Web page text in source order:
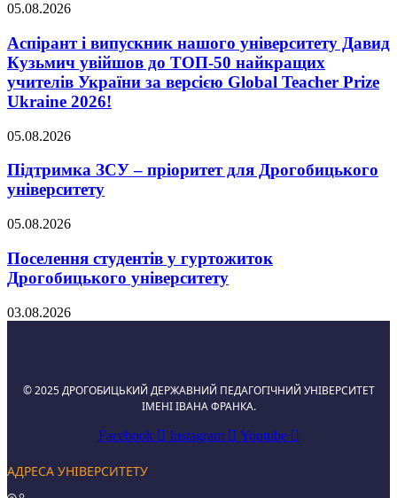
05.08.2026
Аспірант і випускник нашого університету Давид
Кузьмич увійшов до ТОП-50 найкращих
учителів України за версією Global Teacher Prize
Ukraine 2026!
05.08.2026
Підтримка ЗСУ – пріоритет для Дрогобицького
університету
05.08.2026
Поселення студентів у гуртожиток
Дрогобицького університету
03.08.2026
© 2025 ДРОГОБИЦЬКИЙ ДЕРЖАВНИЙ ПЕДАГОГІЧНИЙ УНІВЕРСИТЕТ
ІМЕНІ ІВАНА ФРАНКА.
Facebook
Instagram Youtube
АДРЕСА УНІВЕРСИТЕТУ